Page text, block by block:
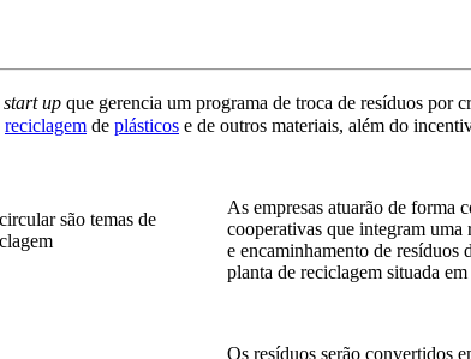
start up que gerencia um programa de troca de resíduos por
reciclagem de plásticos e de outros materiais, além do
As empresas atuarão de forma
cooperativas que integram uma
e encaminhamento de resíduos
planta de reciclagem situada
Os resíduos serão convertidos